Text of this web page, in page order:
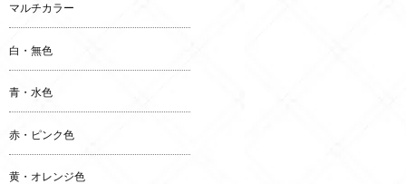
マルチカラー
白・無色
青・水色
赤・ピンク色
黄・オレンジ色